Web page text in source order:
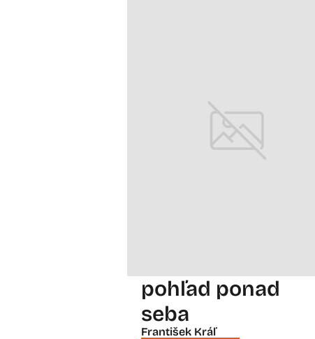
pohľad ponad
seba
František Kráľ